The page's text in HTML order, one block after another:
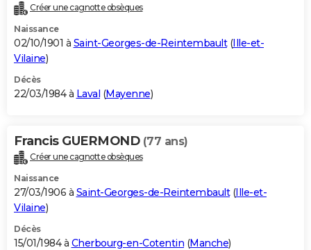
Créer une cagnotte obsèques
Naissance
02/10/1901 à Saint-Georges-de-Reintembault(Ille-et-
Vilaine)
Décès
22/03/1984 à Laval (Mayenne)
Francis GUERMOND (77 ans)
Créer une cagnotte obsèques
Naissance
27/03/1906 à Saint-Georges-de-Reintembault(Ille-et-
Vilaine)
Décès
15/01/1984 à Cherbourg-en-Cotentin (Manche)